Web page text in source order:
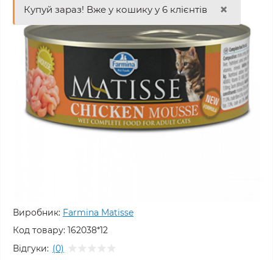
Купуй зараз! Вже у кошику у 6 клієнтів ×
Виробник: Farmina Matisse
Код товару: 162038*12
Відгуки: (0)